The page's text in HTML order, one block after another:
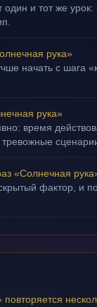
и тот же урок:
рука»
начать с шага
рука»
время
«Солнечная
фактор, и
повторяется